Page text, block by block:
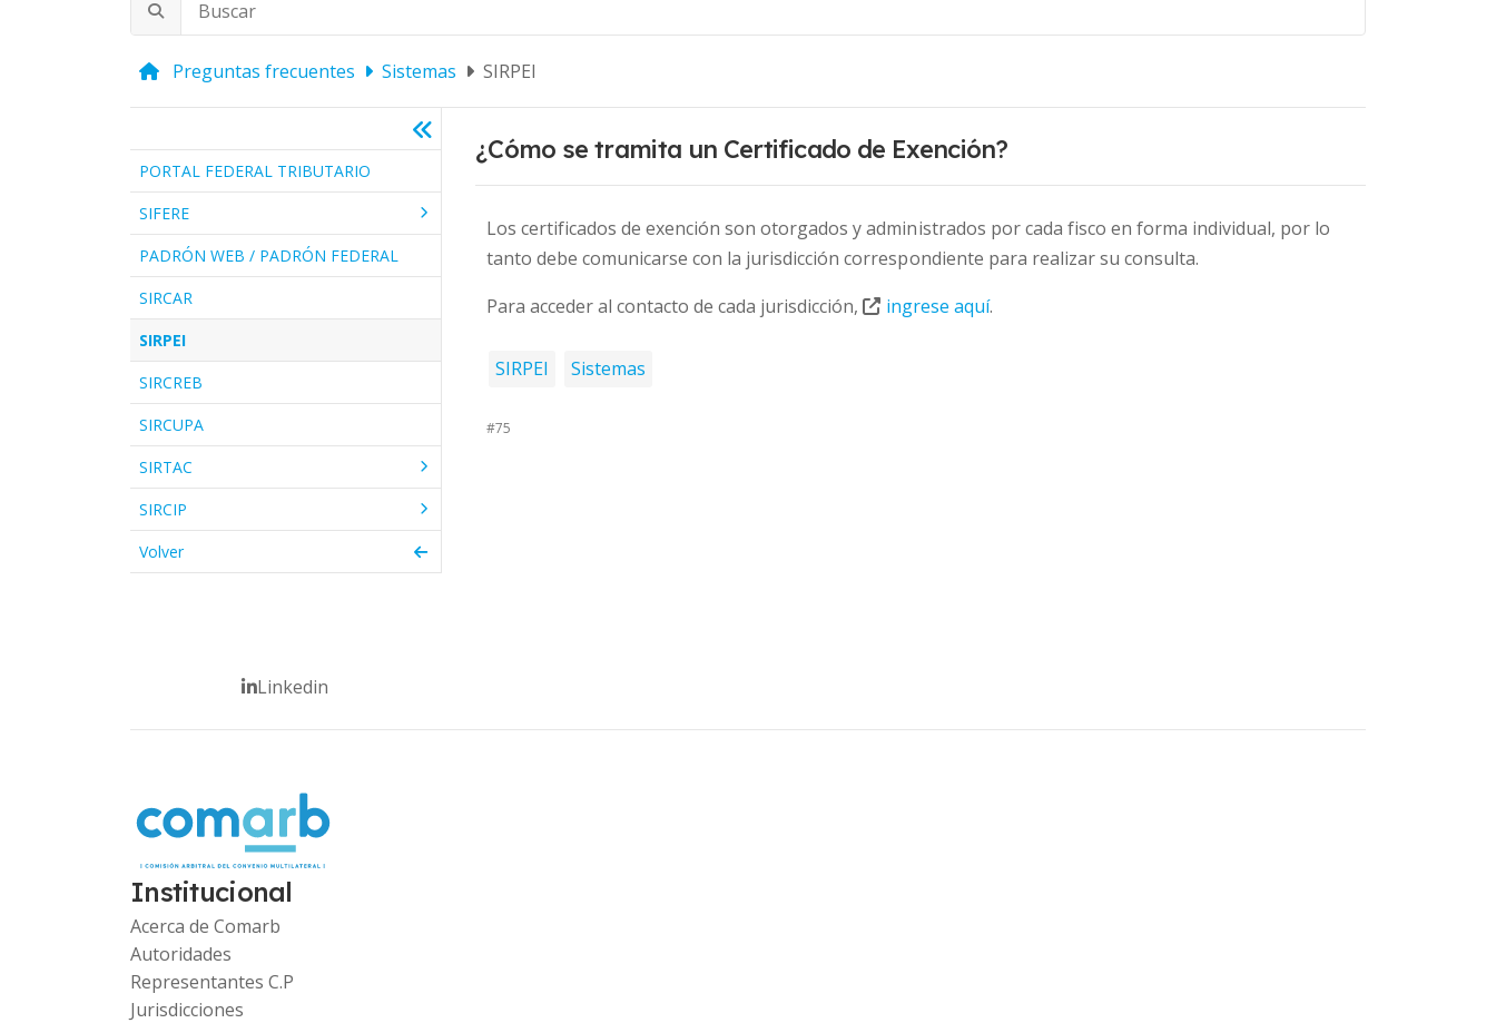
Preguntas frecuentes Sistemas SIRPEI
PORTAL FEDERAL TRIBUTARIO
SIFERE
PADRÓN WEB / PADRÓN FEDERAL
SIRCAR
SIRPEI
SIRCREB
SIRCUPA
SIRTAC
SIRCIP
Volver
¿Cómo se tramita un Certificado de Exención?
Los certificados de exención son otorgados y administrados por cada fisco en forma individual, por lo
tanto debe comunicarse con la jurisdicción correspondiente para realizar su consulta.
Para acceder al contacto de cada jurisdicción,
ingrese aquí.
SIRPEI Sistemas
#75
Linkedin
Institucional
Acerca de Comarb
Autoridades
Representantes C.P
Jurisdicciones